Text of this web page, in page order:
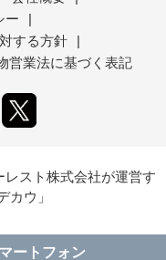
ー
|
する方針
|
営業法に基づく表記
スト株式会社が運営す
カウ」
ートフォン